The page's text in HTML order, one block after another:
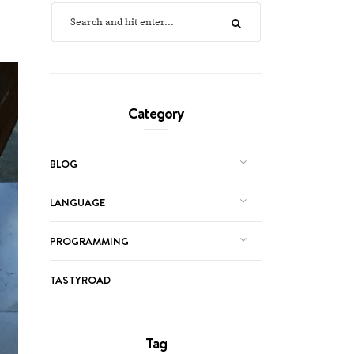
Category
BLOG
LANGUAGE
PROGRAMMING
TASTYROAD
Tag